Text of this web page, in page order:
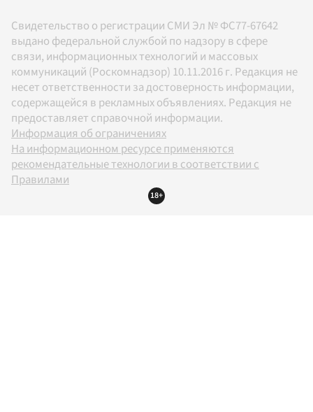
Свидетельство о регистрации СМИ Эл № ФС77-67642
выдано федеральной службой по надзору в сфере
связи, информационных технологий и массовых
коммуникаций (Роскомнадзор) 10.11.2016 г. Редакция не
несет ответственности за достоверность информации,
содержащейся в рекламных объявлениях. Редакция не
предоставляет справочной информации.
Информация об ограничениях
На информационном ресурсе применяются
рекомендательные технологии в соответствии с
Правилами
18+